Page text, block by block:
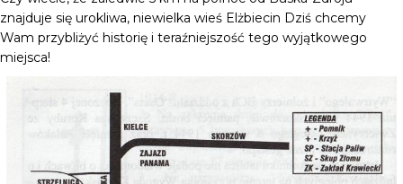
znajduje się urokliwa, niewielka wieś Elżbiecin Dziś chcemy
Wam przybliżyć historię i teraźniejszość tego wyjątkowego
miejsca!